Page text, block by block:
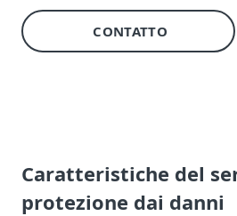
CONTATTO
Caratteristiche del
protezione dai danni